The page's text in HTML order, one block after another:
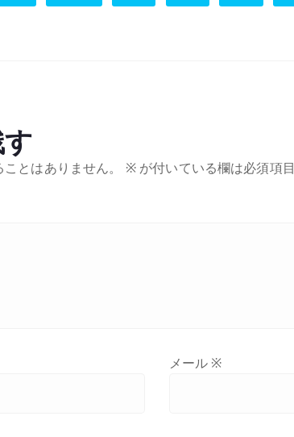
とはありません。 ※が付いている欄は必須項
メール ※